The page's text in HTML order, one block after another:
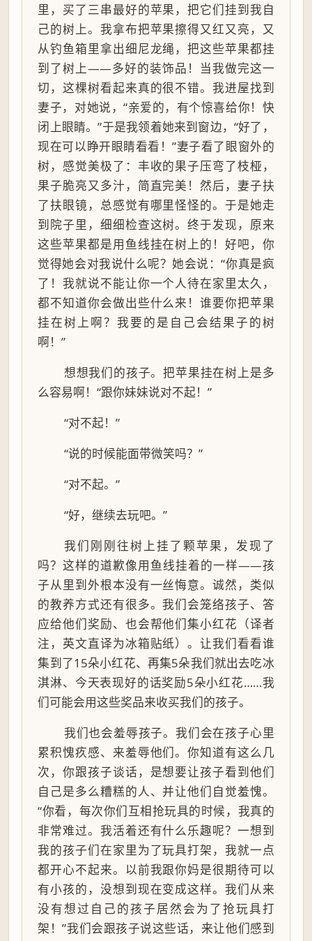
里，买了三串最好的苹果，把它们挂到我自
己的树上。我拿布把苹果擦得又红又亮，又
从钓鱼箱里拿出细尼龙绳，把这些苹果都挂
到了树上——多好的装饰品！当我做完这一
切，这棵树看起来真的很不错。我进屋找到
妻子，对她说，“亲爱的，有个惊喜给你！快
闭上眼睛。”于是我领着她来到窗边，“好了，
现在可以睁开眼睛看看！”妻子看了眼窗外的
树，感觉美极了：丰收的果子压弯了枝桠，
果子脆亮又多汁，简直完美！然后，妻子扶
了扶眼镜，总感觉有哪里怪怪的。于是她走
到院子里，细细检查这树。终于发现，原来
这些苹果都是用鱼线挂在树上的！好吧，你
觉得她会对我说什么呢？她会说：“你真是疯
了！我就说不能让你一个人待在家里太久，
都不知道你会做出些什么来！谁要你把苹果
挂在树上啊？我要的是自己会结果子的树
啊！”
想想我们的孩子。把苹果挂在树上是多
么容易啊！“跟你妹妹说对不起！”
“对不起！”
“说的时候能面带微笑吗？”
“对不起。”
“好，继续去玩吧。”
我们刚刚往树上挂了颗苹果，发现了
吗？这样的道歉像用鱼线挂着的一样——孩
子从里到外根本没有一丝悔意。诚然，类似
的教养方式还有很多。我们会笼络孩子、答
应给他们奖励、也会帮他们集小红花（译者
注，英文直译为冰箱贴纸）。让我们看看谁
集到了15朵小红花、再集5朵我们就出去吃冰
淇淋、今天表现好的话奖励5朵小红花……我
们可能会用这些奖品来收买我们的孩子。
我们也会羞辱孩子。我们会在孩子心里
累积愧疚感、来羞辱他们。你知道有这么几
次，你跟孩子谈话，是想要让孩子看到他们
自己是多么糟糕的人、并让他们自觉羞愧。
“你看，每次你们互相抢玩具的时候，我真的
非常难过。我活着还有什么乐趣呢？一想到
我的孩子们在家里为了玩具打架，我就一点
都开心不起来。以前我跟你妈是很期待可以
有小孩的，没想到现在变成这样。我们从来
没有想过自己的孩子居然会为了抢玩具打
架！”我们会跟孩子说这些话，来让他们感到